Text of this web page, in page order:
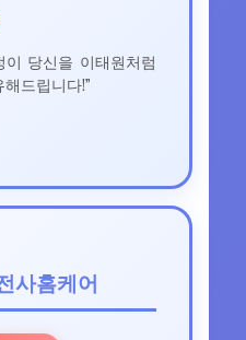
이 당신을 이태원처럼
드립니다!”
사홈케어